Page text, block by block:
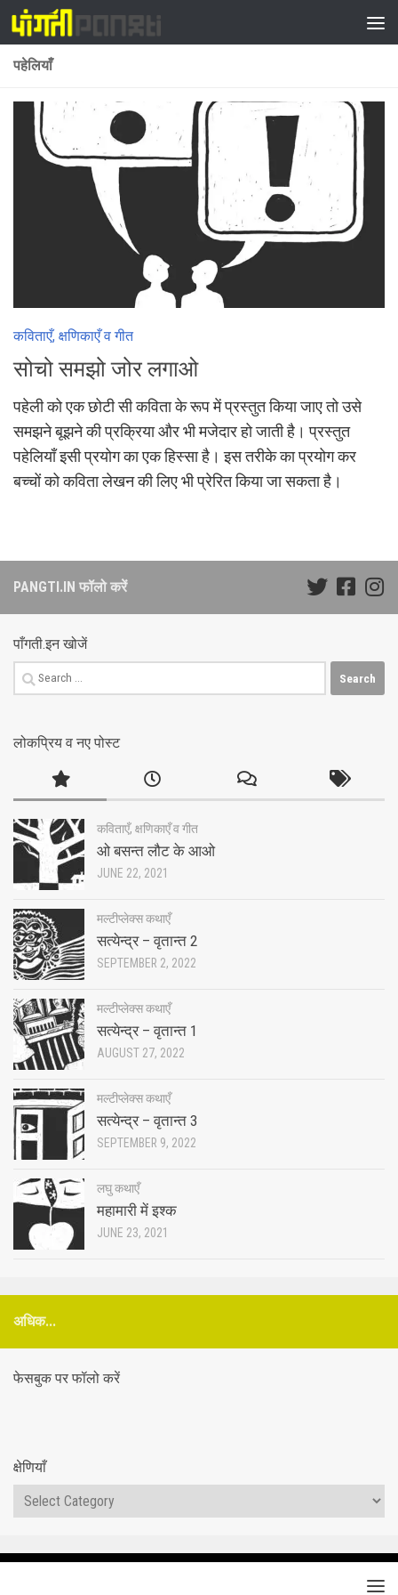
Skip to content
पहेलियाँ
कविताएँ, क्षणिकाएँ व गीत
सोचो समझो जोर लगाओ
पहेली को एक छोटी सी कविता के रूप में प्रस्तुत किया जाए तो उसे
समझने बूझने की प्रक्रिया और भी मजेदार हो जाती है। प्रस्तुत
पहेलियाँ इसी प्रयोग का एक हिस्सा है। इस तरीके का प्रयोग कर
बच्चों को कविता लेखन की लिए भी प्रेरित किया जा सकता है।
PANGTI.IN फॉलो करें
पाँगती.इन खोजें
Search
for:
लोकप्रिय व नए पोस्ट
कविताएँ, क्षणिकाएँ व गीत
ओ बसन्त लौट के आओ
JUNE 22, 2021
मल्टीप्लेक्स कथाएँ
सत्येन्द्र – वृतान्त 2
SEPTEMBER 2, 2022
मल्टीप्लेक्स कथाएँ
सत्येन्द्र – वृतान्त 1
AUGUST 27, 2022
मल्टीप्लेक्स कथाएँ
सत्येन्द्र – वृतान्त 3
SEPTEMBER 9, 2022
लघु कथाएँ
महामारी में इश्क
JUNE 23, 2021
अधिक...
फेसबुक पर फॉलो करें
क्षेणियाँ
क्षेणियाँ